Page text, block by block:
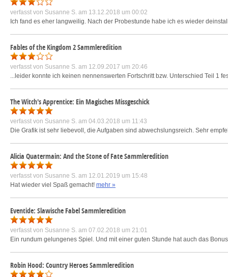
verfasst von Susanne S. am 13.12.2018 um 00:02
Ich fand es eher langweilig. Nach der Probestunde habe ich es wieder
Fables of the Kingdom 2 Sammleredition
verfasst von Susanne S. am 12.09.2017 um 20:46
...leider konnte ich keinen nennenswerten Fortschritt bzw. Unterschied Teil 1
The Witch's Apprentice: Ein Magisches Missgeschick
verfasst von Susanne S. am 04.03.2018 um 11:43
Die Grafik ist sehr liebevoll, die Aufgaben sind abwechslungsreich. Sehr
Alicia Quatermain: And the Stone of Fate Sammleredition
verfasst von Susanne S. am 12.01.2019 um 15:48
Hat wieder viel Spaß gemacht! mehr »
Eventide: Slawische Fabel Sammleredition
verfasst von Susanne S. am 07.02.2018 um 21:01
Ein rundum gelungenes Spiel. Und mit einer guten Stunde hat auch das
Robin Hood: Country Heroes Sammleredition